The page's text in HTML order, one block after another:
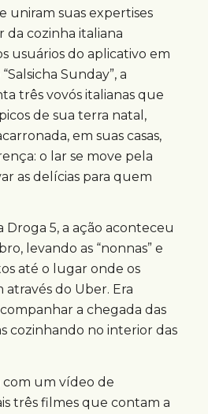
uniram suas expertises
da cozinha italiana
usuários do aplicativo em
Sunday”, a
três vovós italianas que
de sua terra natal,
em suas casas,
o lar se move pela
as delícias para quem
Droga 5, a ação aconteceu
levando as “nonnas” e
até o lugar onde os
através do Uber. Era
a chegada das
cozinhando no interior das
um vídeo de
três filmes que contam a